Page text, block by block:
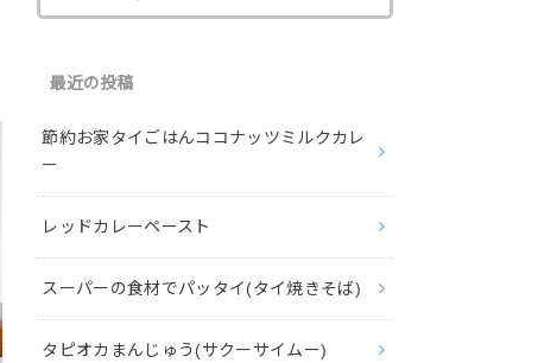
最近の投稿
節約お家タイごはんココナッツミルクカレ
ー
レッドカレーペースト
スーパーの食材でパッタイ(タイ焼きそば)
タピオカまんじゅう(サクーサイムー)